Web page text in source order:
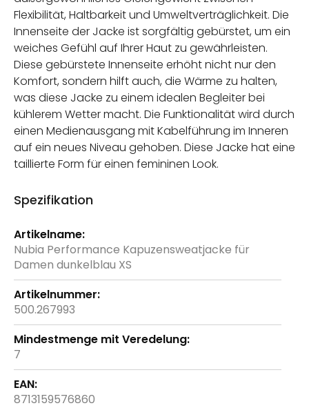
Flexibilität, Haltbarkeit und Umweltverträglichkeit. Die
Innenseite der Jacke ist sorgfältig gebürstet, um ein
weiches Gefühl auf Ihrer Haut zu gewährleisten.
Diese gebürstete Innenseite erhöht nicht nur den
Komfort, sondern hilft auch, die Wärme zu halten,
was diese Jacke zu einem idealen Begleiter bei
kühlerem Wetter macht. Die Funktionalität wird durch
einen Medienausgang mit Kabelführung im Inneren
auf ein neues Niveau gehoben. Diese Jacke hat eine
taillierte Form für einen femininen Look.
Spezifikation
Weitere
Informationen
Nubia Performance Kapuzensweatjacke für
Damen dunkelblau XS
500.267993
7
8713159576860